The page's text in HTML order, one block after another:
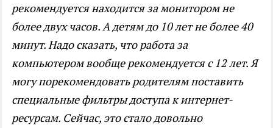
рекомендуется находится за монитором не
более двух часов. А детям до 10 лет не более 40
минут. Надо сказать, что работа за
компьютером вообще рекомендуется с 12 лет. Я
могу порекомендовать родителям поставить
специальные фильтры доступа к интернет-
ресурсам. Сейчас, это стало довольно